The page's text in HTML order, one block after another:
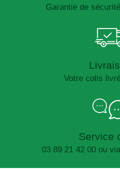
Garantie de
Votre colis
Service
03 89 21 42 00 ou